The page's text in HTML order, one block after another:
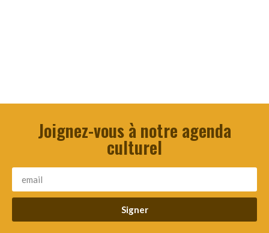
Joignez-vous à notre agenda
culturel
Signer